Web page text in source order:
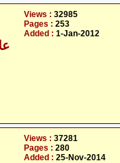
Views : 32985
Pages : 253
Added : 1-Jan-2012
Views : 37281
Pages : 280
Added : 25-Nov-2014